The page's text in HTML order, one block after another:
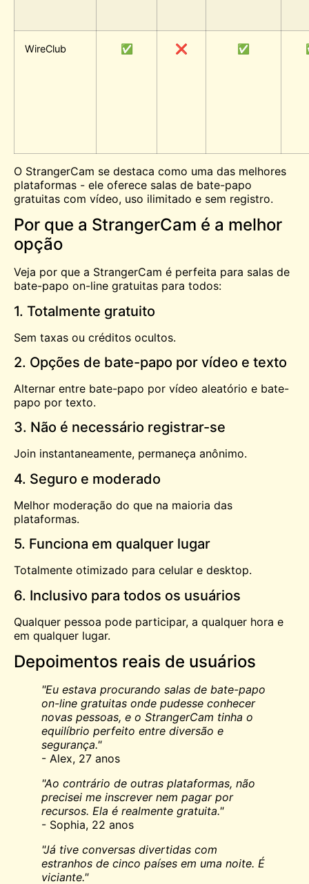
WireClub ✅ ❌ ✅
O StrangerCam se destaca como uma das melhores
plataformas - ele oferece salas de bate-papo
gratuitas com vídeo, uso ilimitado e sem registro.
Por que a StrangerCam é a melhor
opção
Veja por que a StrangerCam é perfeita para salas de
bate-papo on-line gratuitas para todos:
1. Totalmente gratuito
Sem taxas ou créditos ocultos.
2. Opções de bate-papo por vídeo e texto
Alternar entre bate-papo por vídeo aleatório e bate-
papo por texto.
3. Não é necessário registrar-se
Join instantaneamente, permaneça anônimo.
4. Seguro e moderado
Melhor moderação do que na maioria das
plataformas.
5. Funciona em qualquer lugar
Totalmente otimizado para celular e desktop.
6. Inclusivo para todos os usuários
Qualquer pessoa pode participar, a qualquer hora e
em qualquer lugar.
Depoimentos reais de usuários
"Eu estava procurando salas de bate-papo
on-line gratuitas onde pudesse conhecer
novas pessoas, e o StrangerCam tinha o
equilíbrio perfeito entre diversão e
segurança."
- Alex, 27 anos
"Ao contrário de outras plataformas, não
precisei me inscrever nem pagar por
recursos. Ela é realmente gratuita."
- Sophia, 22 anos
"Já tive conversas divertidas com
estranhos de cinco países em uma noite. É
viciante."